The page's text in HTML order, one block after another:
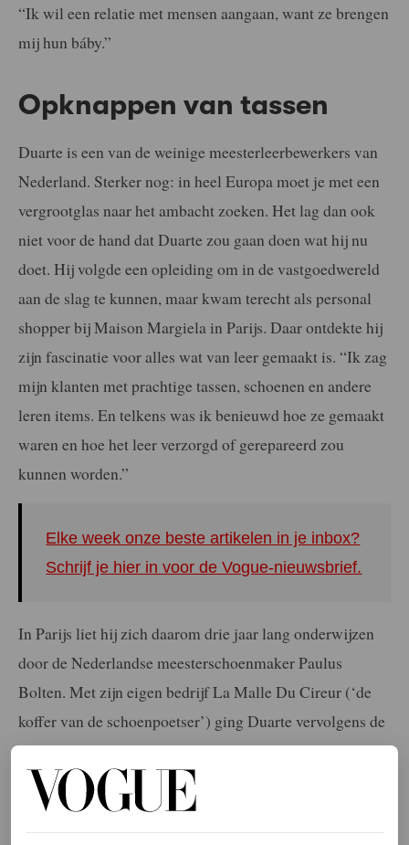
“Ik wil een relatie met mensen aangaan, want ze brengen
mij hun báby.”
Opknappen van tassen
Duarte is een van de weinige meesterleerbewerkers van
Nederland. Sterker nog: in heel Europa moet je met een
vergrootglas naar het ambacht zoeken. Het lag dan ook
niet voor de hand dat Duarte zou gaan doen wat hij nu
doet. Hij volgde een opleiding om in de vastgoedwereld
aan de slag te kunnen, maar kwam terecht als personal
shopper bij Maison Margiela in Parijs. Daar ontdekte hij
zijn fascinatie voor alles wat van leer gemaakt is. “Ik zag
mijn klanten met prachtige tassen, schoenen en andere
leren items. En telkens was ik benieuwd hoe ze gemaakt
waren en hoe het leer verzorgd of gerepareerd zou
kunnen worden.”
Elke week onze beste artikelen in je inbox?
Schrijf je hier in voor de Vogue-nieuwsbrief.
In Parijs liet hij zich daarom drie jaar lang onderwijzen
door de Nederlandse meesterschoenmaker Paulus
Bolten. Met zijn eigen bedrijf La Malle Du Cireur (‘de
koffer van de schoenpoetser’) ging Duarte vervolgens de
boer op in Tours, de stad in Midden-Frankrijk waar hij
opgroeide. Al snel werkte hij daar in opdracht van Dolce
& Gabbana en Hermès. Tegenwoordig zit zijn clientèle
vooral in Amsterdam, al reist hij voor speciale projecten